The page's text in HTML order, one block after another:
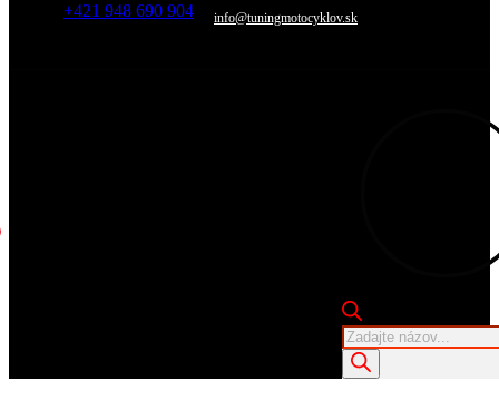
+421 948 690 904 info@tuningmotocyklov.sk
Products
search